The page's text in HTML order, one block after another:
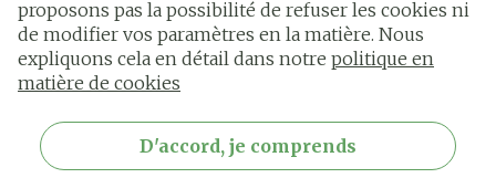
proposons pas la possibilité de refuser les cookies ni
de modifier vos paramètres en la matière. Nous
expliquons cela en détail dans notre politique en
matière de cookies
D'accord, je comprends